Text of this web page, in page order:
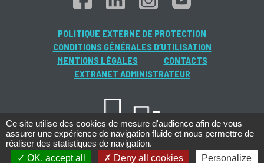
POLITIQUE EXTERNE DE PROTECTION
CONDITIONS GÉNÉRALES D’UTILISATION
MENTIONS LÉGALES
CONTACTS
EXTRANET ADMINISTRATEUR
Ce site utilise des cookies de mesure d'audience afin de vous
assurer une expérience de navigation fluide et nous permettre de
réaliser des statistiques de navigation.
OK, accept all
Deny all cookies Personalize